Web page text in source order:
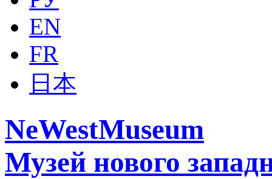
EN
FR
日本
NeWestMuseum
Музей нового